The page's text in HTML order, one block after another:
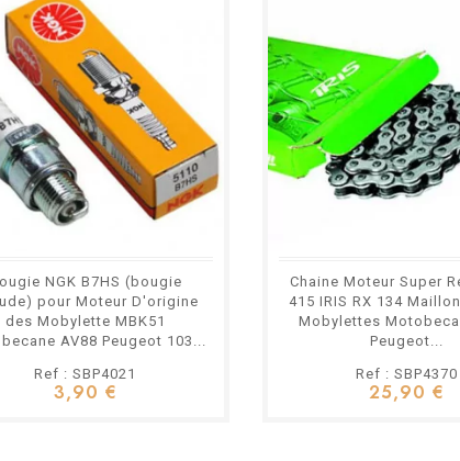
NGK B7HS (bougie
pour Moteur D'origine
des Mobylette MBK51
AV88 Peugeot 103...
Ref : SBP4021
3,90 €
Chaine Moteur Super
415 IRIS RX 134
Mobylettes
Peugeot...
Ref : SBP4370
25,90 €